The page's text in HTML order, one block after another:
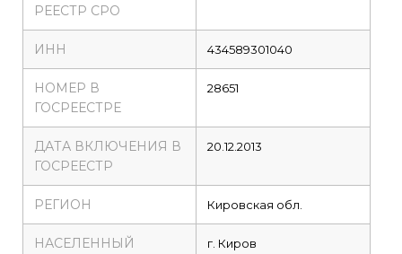
РЕЕСТР СРО
ИНН 434589301040
НОМЕР В
ГОСРЕЕСТРЕ
28651
ДАТА ВКЛЮЧЕНИЯ В
ГОСРЕЕСТР
20.12.2013
РЕГИОН Кировская обл.
НАСЕЛЕННЫЙ
г. Киров